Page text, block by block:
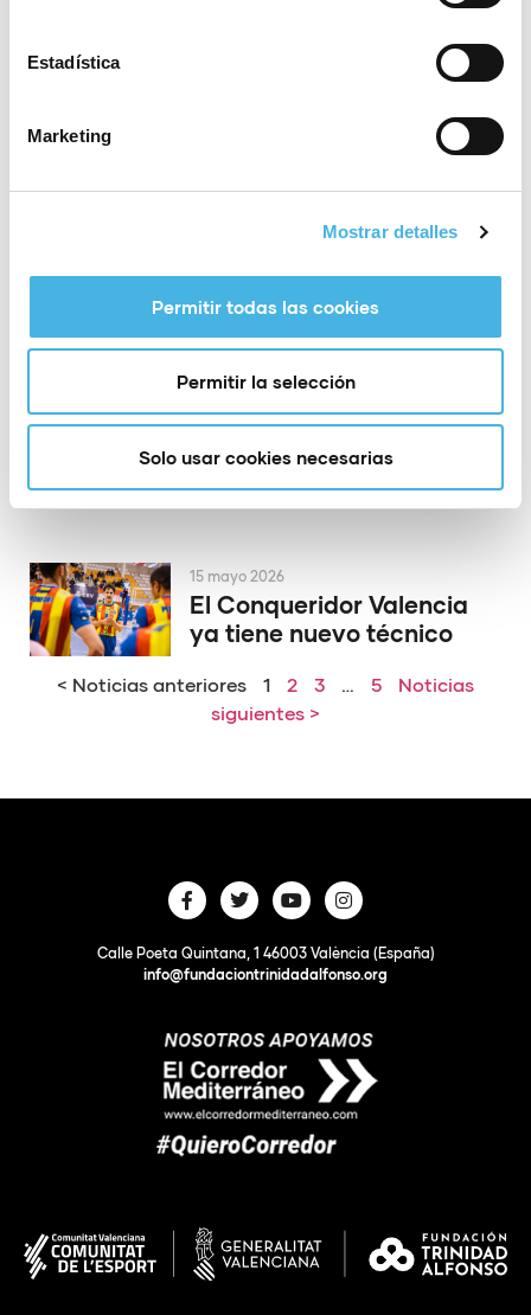
Estadística
Marketing
Mostrar detalles
Permitir todas las cookies
Permitir la selección
Solo usar cookies necesarias
obra el ascenso a Asobal
Valencia volverá a acoger
la Copa del Rey de
voleibol
El PAS Alcoy rinde
homenaje a dos de sus
héroes de Europa
El Conqueridor Valencia
ya tiene nuevo técnico
15 mayo 2026
< Noticias anteriores 1 2 3 … 5
Noticias
siguientes >
Calle Poeta Quintana, 1 46003 València (España)
info@fundaciontrinidadalfonso.org